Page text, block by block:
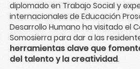
diplomado en Trabajo Social y
internacionales de Educación
Desarrollo Humano ha visitado el
Somosierrapara dar a las
herramientas clave que
del talento y la creatividad.